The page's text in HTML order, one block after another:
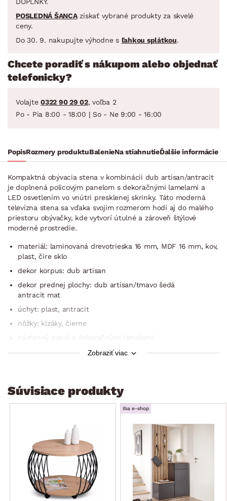
POSLEDNÁ ŠANCAzískať vybrané produkty za skvelé
ceny.
Do 30. 9. nakupujte výhodne s ľahkou splátkou.
Chcete poradiť s nákupom alebo objednať
telefonicky?
Volajte 0322 90 29 02, voľba 2
Po - Pia 8:00 - 18:00 | So - Ne 9:00 - 16:00
PopisRozmery produktuBalenieNa stiahnutieĎalšie informácie
Kompaktná obývacia stena v kombinácii dub artisan/antracit
je doplnená policovým panelom s dekoračnými lamelami a
LED osvetlením vo vnútri presklenej skrinky. Táto moderná
televízna stena sa vďaka svojim rozmerom hodí aj do malého
priestoru obývačky, kde vytvorí útulné a zároveň štýlové
moderné prostredie.
materiál: laminovaná drevotrieska 16 mm, MDF 16 mm, kov,
plast, číre sklo
dekor korpus: dub artisan
dekor prednej plochy: dub artisan/tmavo šedá
antracit mat
úchyt: plast, antracit
nôžky: klzáky, čierne
nástenný panel s dekoračnými lamelami
presklená skrinka s osvetením
vrátane osvetlenia presklenej skrinky (1× bodové LED
svetlo, farba svetla: teplá biela (4200 kelvin), vrátane trafa,
kábla a nášľapného vypínača, výkon: 1,2 W, svetelný tok:
jednotlivé diely zostavy je možné medzi sebou kombinovať
alebo rozmiestniť samostatne
dodávané v demonte
Obývacia zostava je zložená zo 4 častí:
Zobraziť viac
Súvisiace produkty
Iba e-shop